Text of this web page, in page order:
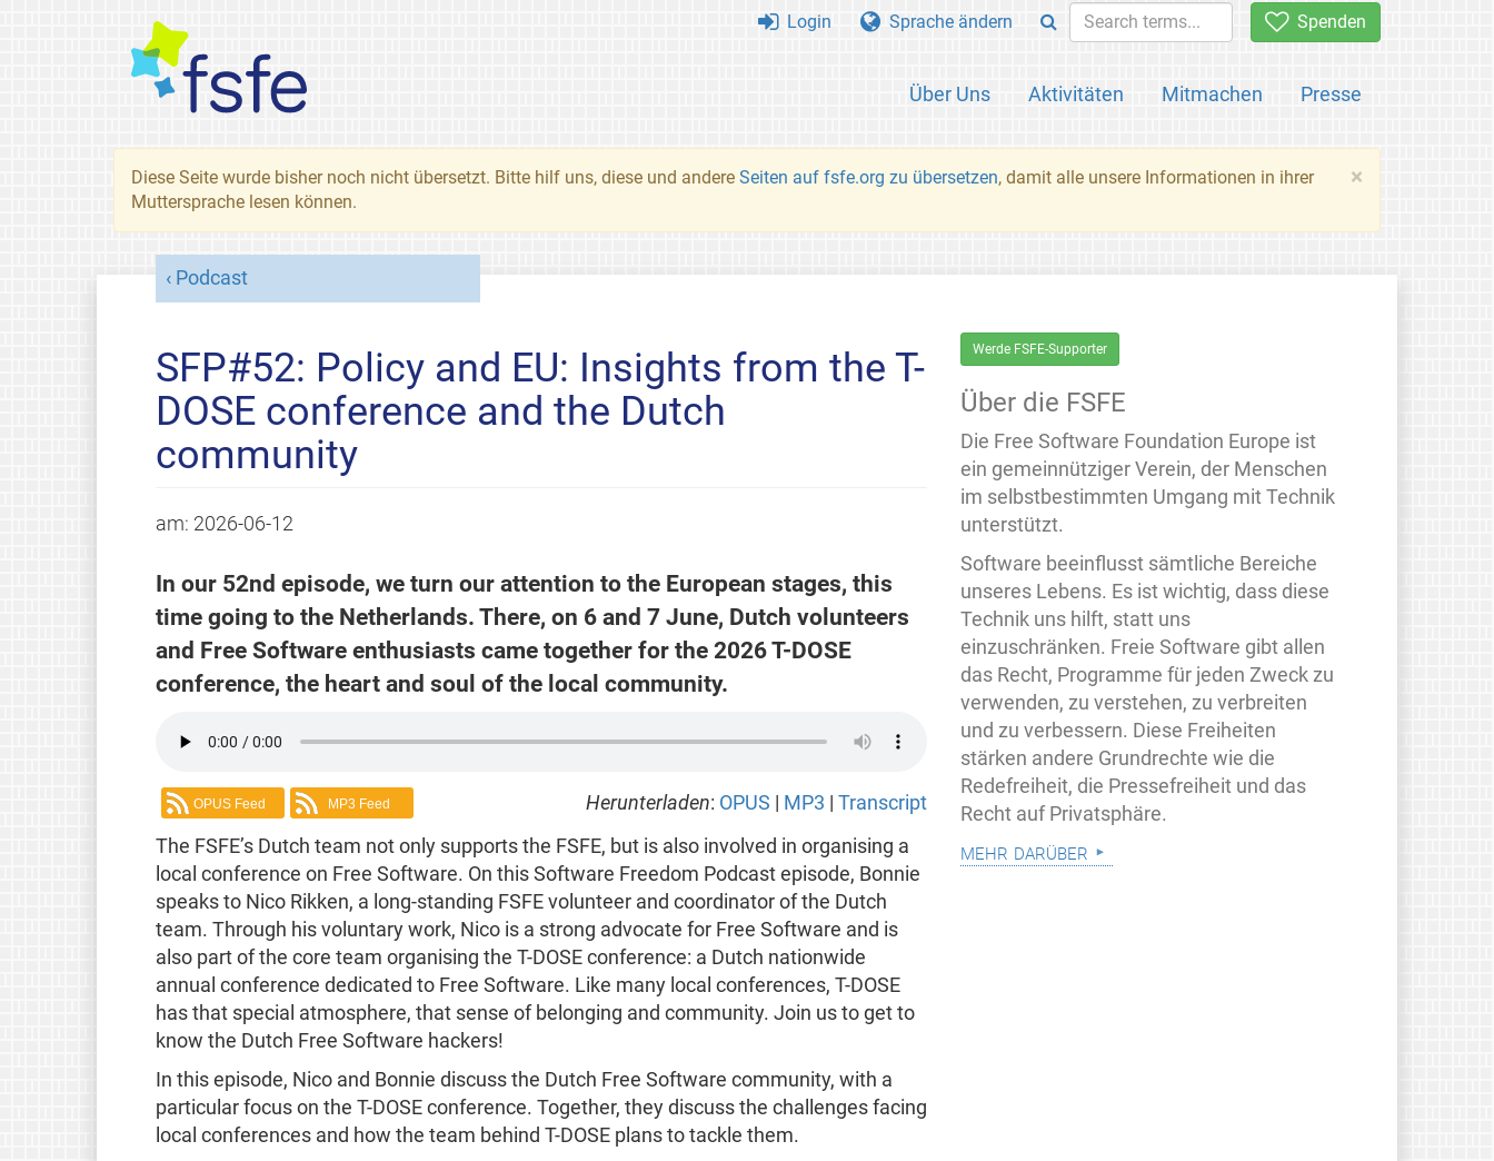
Spenden
Über Uns Aktivitäten Mitmachen Presse
Login Sprache ändern
×
Diese Seite wurde bisher noch nicht übersetzt. Bitte hilf uns, diese und andere Seiten auf fsfe.org zu übersetzen, damit alle unsere Informationen in ihrer
Muttersprache lesen können.
Podcast
SFP#52: Policy and EU: Insights from the T-
DOSE conference and the Dutch
community
am: 2026-06-12
In our 52nd episode, we turn our attention to the European stages, this
time going to the Netherlands. There, on 6 and 7 June, Dutch volunteers
and Free Software enthusiasts came together for the 2026 T-DOSE
conference, the heart and soul of the local community.
OPUS Feed MP3 Feed Herunterladen: OPUS | MP3 |Transcript
The FSFE’s Dutch team not only supports the FSFE, but is also involved in organising a
local conference on Free Software. On this Software Freedom Podcast episode, Bonnie
speaks to Nico Rikken, a long-standing FSFE volunteer and coordinator of the Dutch
team. Through his voluntary work, Nico is a strong advocate for Free Software and is
also part of the core team organising the T-DOSE conference: a Dutch nationwide
annual conference dedicated to Free Software. Like many local conferences, T-DOSE
has that special atmosphere, that sense of belonging and community. Join us to get to
know the Dutch Free Software hackers!
In this episode, Nico and Bonnie discuss the Dutch Free Software community, with a
particular focus on the T-DOSE conference. Together, they discuss the challenges facing
local conferences and how the team behind T-DOSE plans to tackle them.
Werde FSFE-Supporter
Über die FSFE
Die Free Software Foundation Europe ist
ein gemeinnütziger Verein, der Menschen
im selbstbestimmten Umgang mit Technik
unterstützt.
Software beeinflusst sämtliche Bereiche
unseres Lebens. Es ist wichtig, dass diese
Technik uns hilft, statt uns
einzuschränken. Freie Software gibt allen
das Recht, Programme für jeden Zweck zu
verwenden, zu verstehen, zu verbreiten
und zu verbessern. Diese Freiheiten
stärken andere Grundrechte wie die
Redefreiheit, die Pressefreiheit und das
Recht auf Privatsphäre.
mehr darüber